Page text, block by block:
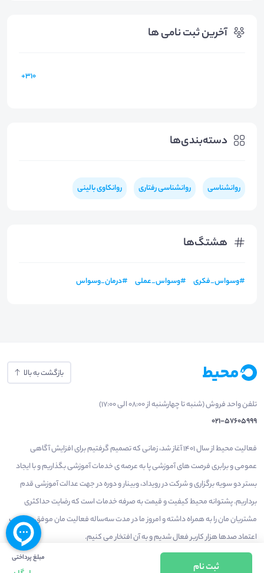
آخرین ثبت نامی ها
310+
دسته‌بندی‌ها
روانشناسی روانشناسی رفتاری روانکاوی بالینی
هشتگ‌ها
#وسواس_فکری #وسواس_عملی #درمان_وسواس
مبلغ پرداختی
ثبت نام
بازگشت به بالا
تلفن واحد فروش (شنبه تا چهارشنبه از 08:00 الی 17:00)
021-57605999
فعالیت محیط از سال 1401 آغاز شد، زمانی که تصمیم گرفتیم برای افزایش آگاهی
عمومی و برابری فرصت های آموزشی پا به عرصه ی خدمات آموزشی بگذاریم و با ایجاد
بستر دو سویه برگزاری و شرکت در رویداد، وبینار و دوره در جهت عدالت آموزشی قدم
برداریم. پشتوانه محیط کیفیت و قیمت به صرفه خدمات است که رضایت حداکثری
مشتریان مان را به همراه داشته و امروز ما در مدت سه‌ساله فعالیت مان موفق به کسب
اعتماد صدها هزار کاربر فعال شدیم و به آن افتخار می‌ کنیم.